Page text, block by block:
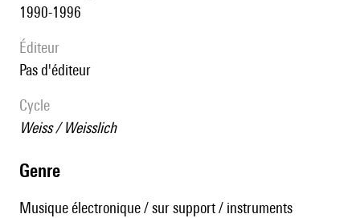
1990-1996
éditeur
pas d'éditeur
Cycle
Weiss / Weisslich
genre
Musique électronique / sur support / instruments